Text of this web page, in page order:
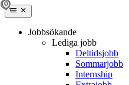
Jobbsökande
Lediga jobb
Deltidsjobb
Sommarjobb
Internship